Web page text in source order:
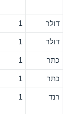
דולר 1
דולר 1
כתר 1
כתר 1
רנד 1